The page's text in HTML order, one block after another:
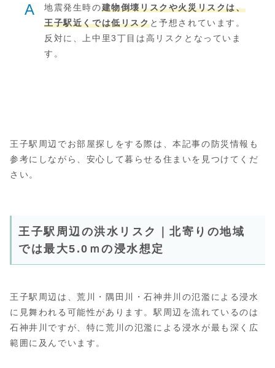
A 地震発生時の建物倒壊リスクや火災リスクは、
王子駅近くでは低リスクと予想されています。
反対に、上中里3丁目は高リスクとなっていま
す。
王子駅周辺でお部屋探しをする際は、本記事の防災情報も
参考にしながら、安心して暮らせる住まいを見つけてくだ
さい。
王子駅周辺の洪水リスク｜北寄りの地域
では最大5.0ｍの浸水想定
王子駅周辺は、荒川・隅田川・石神井川の氾濫による浸水
に見舞われる可能性があります。駅周辺を流れているのは
石神井川ですが、特に荒川の氾濫による浸水が最も深く広
範囲に及んでいます。